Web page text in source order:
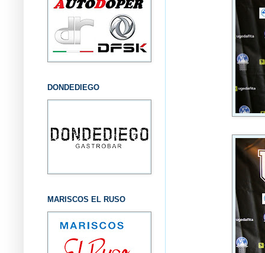
DONDEDIEGO
MARISCOS EL RUSO